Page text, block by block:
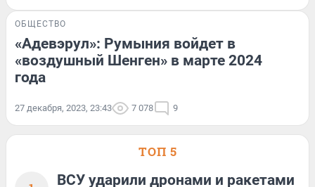
ОБЩЕСТВО
«Адевэрул»: Румыния войдет в
«воздушный Шенген» в марте 2024
года
27 декабря, 2023, 23:43 7 078 9
ТОП 5
ВСУ ударили дронами и ракетами